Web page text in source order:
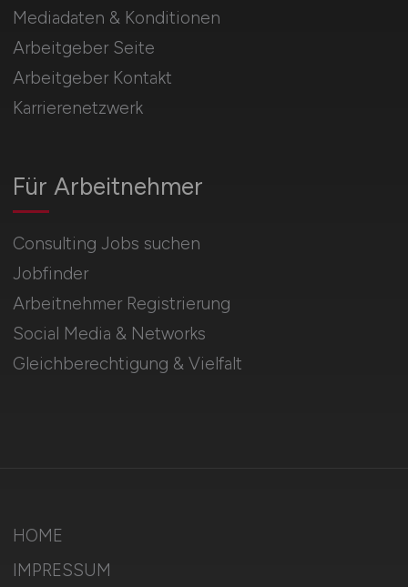
Für Arbeitnehmer
Consulting Jobs suchen
Jobfinder
Arbeitnehmer Registrierung
Social Media & Networks
Gleichberechtigung & Vielfalt
Mediadaten & Konditionen
Arbeitgeber Seite
Arbeitgeber Kontakt
Karrierenetzwerk
HOME
IMPRESSUM